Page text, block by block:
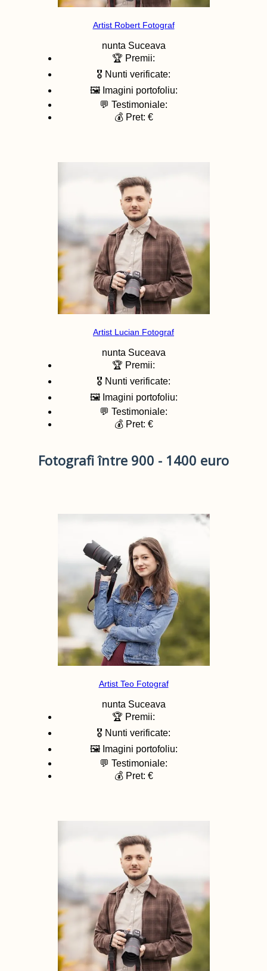
Artist Robert Fotograf
nunta Suceava
🏆 Premii:
🎖️ Nunti verificate:
🖼️ Imagini portofoliu:
💬 Testimoniale:
💰 Pret: €
Artist Lucian Fotograf
nunta Suceava
🏆 Premii:
🎖️ Nunti verificate:
🖼️ Imagini portofoliu:
💬 Testimoniale:
💰 Pret: €
Fotografi între 900 - 1400 euro
Artist Teo Fotograf
nunta Suceava
🏆 Premii:
🎖️ Nunti verificate:
🖼️ Imagini portofoliu:
💬 Testimoniale:
💰 Pret: €